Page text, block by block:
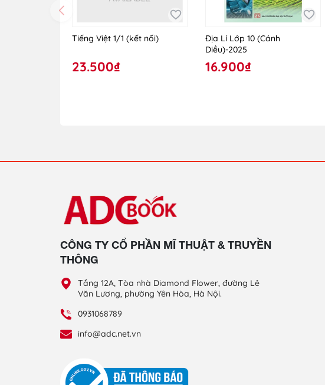
Tiếng Việt 1/1 (kết nối)
23.500₫
Địa Lí Lớp 10 (Cánh
Diều)-2025
16.900₫
CÔNG TY CỔ PHẦN MĨ THUẬT & TRUYỀN
THÔNG
Tầng 12A, Tòa nhà Diamond Flower, đường Lê
Văn Lương, phường Yên Hòa, Hà Nội.
0931068789
info@adc.net.vn